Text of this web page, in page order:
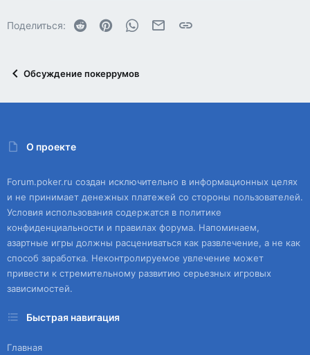
Поделиться: Reddit PinterestWhatsAppЭлектронная почта
Ссылка
Обсуждение покеррумов
О проекте
Forum.poker.ru создан исключительно в информационных целях
и не принимает денежных платежей со стороны пользователей.
Условия использования содержатся в политике
конфиденциальности и правилах форума. Напоминаем,
азартные игры должны расцениваться как развлечение, а не как
способ заработка. Неконтролируемое увлечение может
привести к стремительному развитию серьезных игровых
зависимостей.
Быстрая навигация
Главная